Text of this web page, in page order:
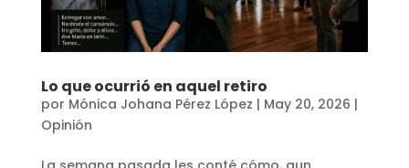
Lo que ocurrió en aquel retiro
por Mónica Johana Pérez López | May 20, 2026 |
Opinión